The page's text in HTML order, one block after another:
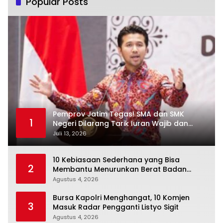
1
Pemprov Jatim Tegas! SMA dan SMK
Negeri Dilarang Tarik Iuran Wajib dan
Paksa Beli Seragam
Juli 13, 2026
2
10 Kebiasaan Sederhana yang Bisa
Membantu Menurunkan Berat Badan
Secara Konsisten
Agustus 4, 2026
3
Bursa Kapolri Menghangat, 10 Komjen
Masuk Radar Pengganti Listyo Sigit
Agustus 4, 2026